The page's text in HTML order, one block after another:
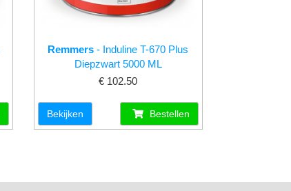
Remmers - Induline T-670 Plus
Diepzwart 5000 ML
€ 102.50
Bekijken Bestellen